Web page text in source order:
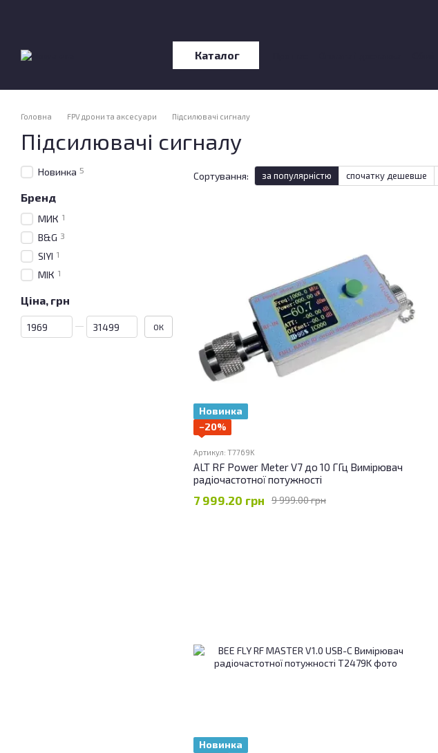
Каталог
Головна FPV дрони та аксесуари Підсилювачі сигналу
Підсилювачі сигналу
Сортування: за популярністю спочатку дешевше
Новинка
−20%
Артикул: T7769K
ALT RF Power Meter V7 до 10 ГГц Вимірювач
радіочастотної потужності
9 999.00 грн
7 999.20 грн
Новинка
Новинка 5
Бренд
МИК 1
B&G 3
SIYI 1
МІК 1
Ціна, грн
Від Ціна, грн
До Ціна, грн ОК